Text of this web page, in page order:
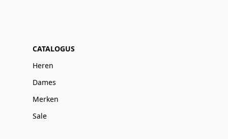
CATALOGUS
Heren
Dames
Merken
Sale